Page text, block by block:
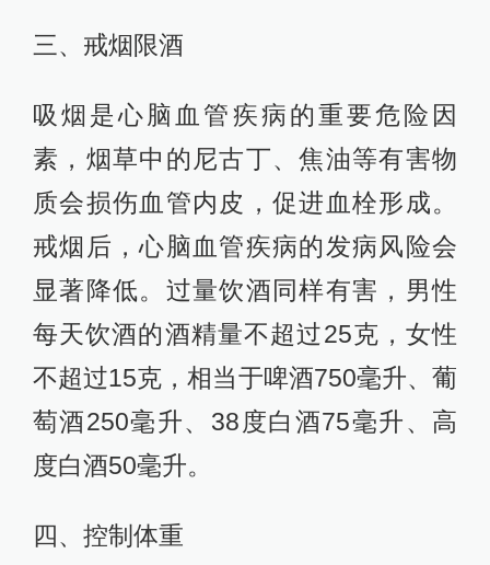
三、戒烟限酒
吸烟是心脑血管疾病的重要危险因
素，烟草中的尼古丁、焦油等有害物
质会损伤血管内皮，促进血栓形成。
戒烟后，心脑血管疾病的发病风险会
显著降低。过量饮酒同样有害，男性
每天饮酒的酒精量不超过25克，女性
不超过15克，相当于啤酒750毫升、葡
萄酒250毫升、38度白酒75毫升、高
度白酒50毫升。
四、控制体重